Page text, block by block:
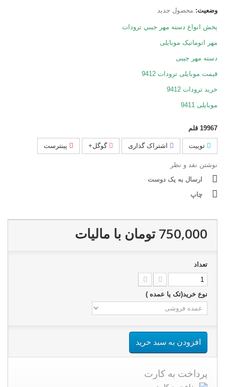
وضعیت: محصول جدید
پخش انواع دسته مهر جيبي ترودات
مهر اتوماتیک موبایلی
دسته مهر جیبی
قیمت موبایلی ترودات 9412
خرید ترودات 9412
موبایلی 9411
19967 قلم
توییت اشتراک گذاری گوگل+ پینترست
نوشتن نقد و نظر
ارسال به یک دوست
چاپ
750,000 تومان با ماليات
تعداد
نوع خرید(تک یا عمده )
افزودن به سبد خرید
پرداخت به کارت